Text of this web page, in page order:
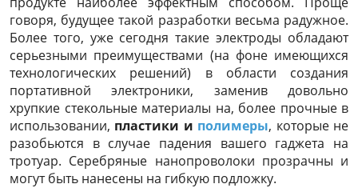
говоря, будущее такой разработки весьма радужное.
Более того, уже сегодня такие электроды обладают
серьезными преимуществами (на фоне имеющихся
технологических решений) в области создания
портативной электроники, заменив довольно
хрупкие стекольные материалы на, более прочные в
использовании, пластики и полимеры, которые не
разобьются в случае падения вашего гаджета на
тротуар. Серебряные нанопроволоки прозрачны и
могут быть нанесены на гибкую подложку.